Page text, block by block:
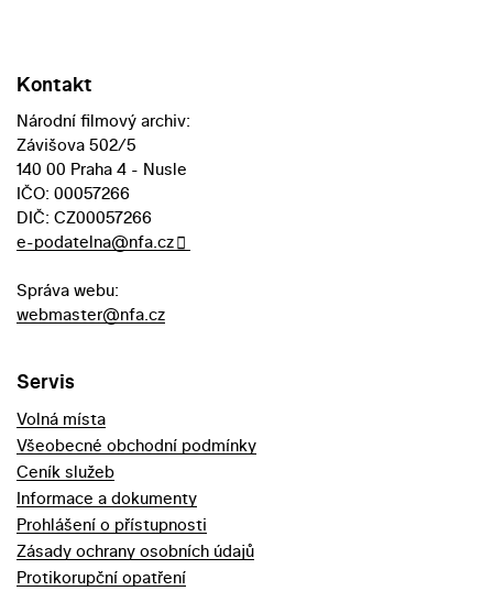
Kontakt
Národní filmový archiv:
Závišova 502/5
140 00 Praha 4 - Nusle
IČO: 00057266
DIČ: CZ00057266
e-podatelna@nfa.cz
Správa webu:
webmaster@nfa.cz
Servis
Volná místa
Všeobecné obchodní podmínky
Ceník služeb
Informace a dokumenty
Prohlášení o přístupnosti
Zásady ochrany osobních údajů
Protikorupční opatření